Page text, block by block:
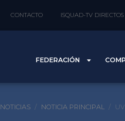
CONTACTO ISQUAD-TV DIRECTOS
FEDERACIÓN
NOTICIAS NOTICIA PRINCIPAL